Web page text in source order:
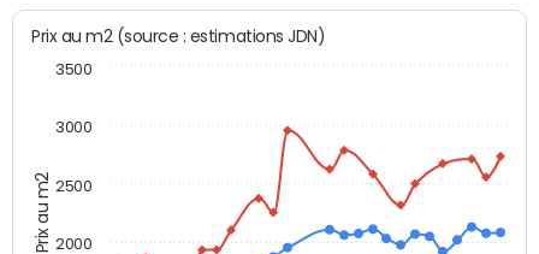
Prix au m2
Prix au m2 (source : estimations JDN)
2000
2500
3000
3500